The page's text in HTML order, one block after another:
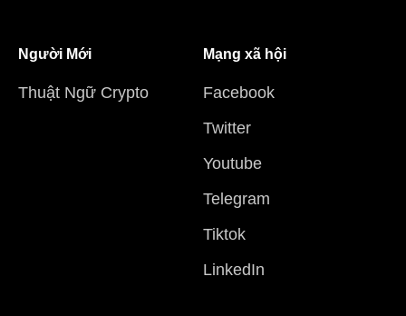
Người Mới
Thuật Ngữ Crypto
Mạng xã hội
Facebook
Twitter
Youtube
Telegram
Tiktok
LinkedIn